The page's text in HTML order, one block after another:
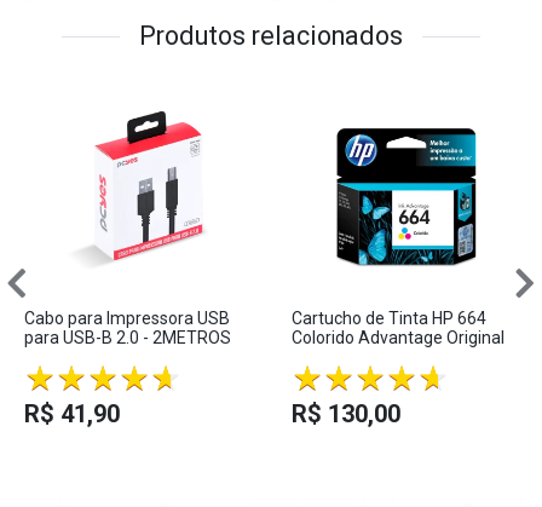
Produtos relacionados
Cabo para Impressora USB
para USB-B 2.0 - 2METROS
R$ 41,90
Cartucho de Tinta HP 664
Colorido Advantage Original
R$ 130,00